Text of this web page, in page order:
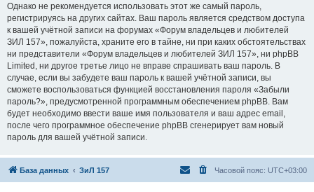
Однако не рекомендуется использовать этот же самый пароль,
регистрируясь на других сайтах. Ваш пароль является средством доступа
к вашей учётной записи на форумах «Форум владельцев и любителей
ЗИЛ 157», пожалуйста, храните его в тайне, ни при каких обстоятельствах
ни представители «Форум владельцев и любителей ЗИЛ 157», ни phpBB
Limited, ни другое третье лицо не вправе спрашивать ваш пароль. В
случае, если вы забудете ваш пароль к вашей учётной записи, вы
сможете воспользоваться функцией восстановления пароля «Забыли
пароль?», предусмотренной программным обеспечением phpBB. Вам
будет необходимо ввести ваше имя пользователя и ваш адрес email,
после чего программное обеспечение phpBB сгенерирует вам новый
пароль для вашей учётной записи.
База данных ЗиЛ 157 Часовой пояс: UTC+03:00